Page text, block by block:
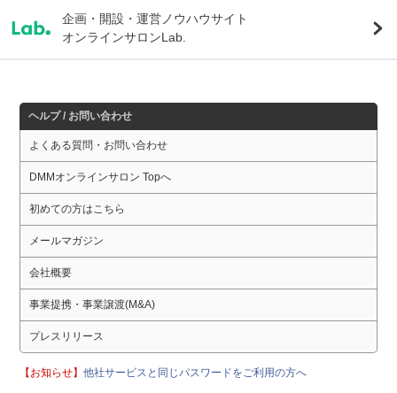
企画・開設・運営ノウハウサイト
オンラインサロンLab.
ヘルプ / お問い合わせ
よくある質問・お問い合わせ
DMMオンラインサロン Topへ
初めての方はこちら
メールマガジン
会社概要
事業提携・事業譲渡(M&A)
プレスリリース
【お知らせ】他社サービスと同じパスワードをご利用の方へ